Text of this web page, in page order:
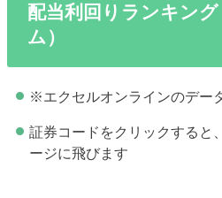
配当利回りランキン
ム）
※エクセルオンラインのデー
証券コードをクリックすると
ージに飛びます